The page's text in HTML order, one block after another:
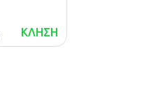
ΚΛΗΣΗ